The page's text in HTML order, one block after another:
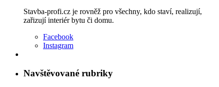
Stavba-profi.cz je rovněž pro všechny, kdo staví, realizují,
zařizují interiér bytu či domu.
Facebook
Instagram
Navštěvované rubriky